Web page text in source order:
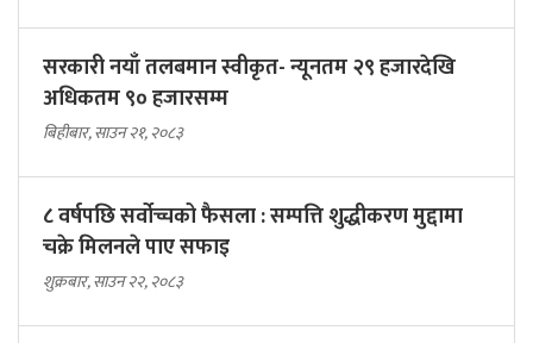
सरकारी नयाँ तलबमान स्वीकृत- न्यूनतम २९ हजारदेखि
अधिकतम ९० हजारसम्म
बिहीबार, साउन २१, २०८३
८ वर्षपछि सर्वोच्चको फैसला : सम्पत्ति शुद्धीकरण मुद्दामा
चक्रे मिलनले पाए सफाइ
शुक्रबार, साउन २२, २०८३